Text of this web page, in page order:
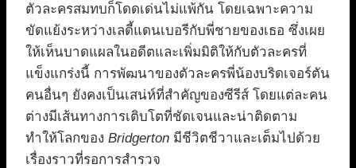
ตัวละครสมทบก็โดดเด่นไม่แพ้กัน โดยเฉพาะความ
ขัดแย้งระหว่างเลดี้แดนเบอรีกับพี่ชายของเธอ ซึ่งเผย
ให้เห็นบาดแผลในอดีตและเพิ่มมิติให้กับตัวละครที่
แข็งแกร่งนี้ การพัฒนาของตัวละครพี่น้องบริดเจอร์ตัน
คนอื่นๆ ยังคงเป็นเสน่ห์ที่สำคัญของซีรีส์ โดยแต่ละคน
ต่างมีเส้นทางการเติบโตที่ชัดเจนและน่าติดตาม
ทำให้โลกของ Bridgerton มีชีวิตชีวาและเต็มไปด้วย
เรื่องราวที่รอการสำรวจ